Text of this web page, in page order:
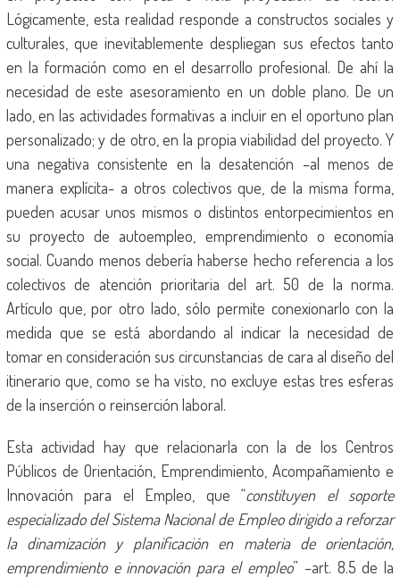
Lógicamente, esta realidad responde a constructos sociales y
culturales, que inevitablemente despliegan sus efectos tanto
en la formación como en el desarrollo profesional. De ahí la
necesidad de este asesoramiento en un doble plano. De un
lado, en las actividades formativas a incluir en el oportuno plan
personalizado; y de otro, en la propia viabilidad del proyecto. Y
una negativa consistente en la desatención –al menos de
manera explícita- a otros colectivos que, de la misma forma,
pueden acusar unos mismos o distintos entorpecimientos en
su proyecto de autoempleo, emprendimiento o economía
social. Cuando menos debería haberse hecho referencia a los
colectivos de atención prioritaria del art. 50 de la norma.
Artículo que, por otro lado, sólo permite conexionarlo con la
medida que se está abordando al indicar la necesidad de
tomar en consideración sus circunstancias de cara al diseño del
itinerario que, como se ha visto, no excluye estas tres esferas
de la inserción o reinserción laboral.
Esta actividad hay que relacionarla con la de los Centros
Públicos de Orientación, Emprendimiento, Acompañamiento e
Innovación para el Empleo, que “constituyen el soporte
especializado del Sistema Nacional de Empleo dirigido a reforzar
la dinamización y planificación en materia de orientación,
emprendimiento e innovación para el empleo” –art. 8.5 de la